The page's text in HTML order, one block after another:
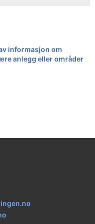
informasjon om
anlegg eller områder